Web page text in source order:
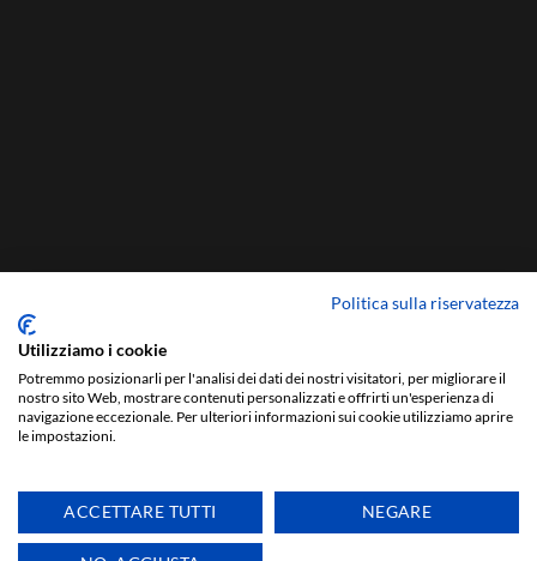
Politica sulla riservatezza
Utilizziamo i cookie
Potremmo posizionarli per l'analisi dei dati dei nostri visitatori, per migliorare il
nostro sito Web, mostrare contenuti personalizzati e offrirti un'esperienza di
navigazione eccezionale. Per ulteriori informazioni sui cookie utilizziamo aprire
le impostazioni.
ACCETTARE TUTTI NEGARE